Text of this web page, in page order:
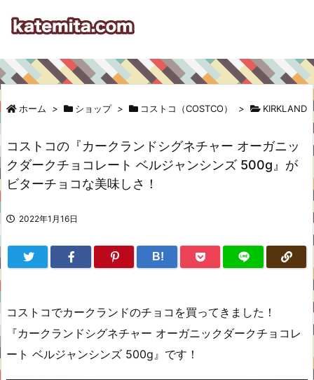
ホーム > ショップ > コストコ（COSTCO） > KIRKLAND
コストコの『カークランドシグネチャー オーガニッ
クダークチョコレート ベルジャンシンズ 500g』が
ビターチョコな美味しさ！
2022年1月16日
B!
コストコでカークランドのチョコを買ってきました！
『カークランドシグネチャー オーガニックダークチョコレ
ート ベルジャンシンズ 500g』です！